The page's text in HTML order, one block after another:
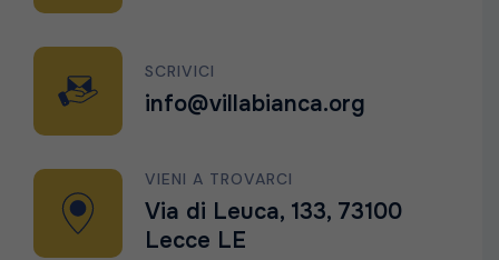
SCRIVICI
info@villabianca.org
VIENI A TROVARCI
Via di Leuca, 133, 73100
Lecce LE